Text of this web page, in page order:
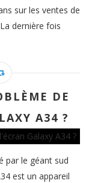
sur les ventes de
dernière fois
DE
A34 ?
par le géant sud
est un appareil